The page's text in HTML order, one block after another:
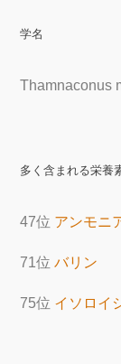
学名
Thamnaconus
多く含まれる栄養
47位 アンモニ
71位バリン
75位 イソロイ